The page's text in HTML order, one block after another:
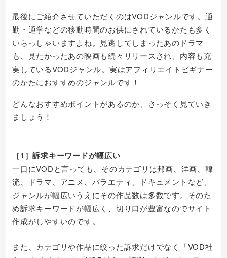
最後にご紹介させていただくのはVODジャンルです。通
勤・通学などの移動時間のお供にされているかたも多く
いらっしゃいますよね。見逃してしまったあのドラマ
も、見たかったあの映画も続々リリースされ、内容も充
実しているVODジャンル。実はアフィリエイトビギナー
のかたにおすすめのジャンルです！
どんなおすすめポイントがあるのか、さっそく見ていき
ましょう！
［1］訴求キーワードが幅広い
一口にVODと言っても、そのカテゴリは邦画、洋画、韓
流、ドラマ、アニメ、バラエティ、ドキュメントなど、
ジャンルが幅広いうえにその作品数は多数です。そのた
め訴求キーワードが幅広く、切り口が豊富なのでサイト
作成がしやすいのです。
また、カテゴリや作品に絞った訴求だけでなく「VOD社